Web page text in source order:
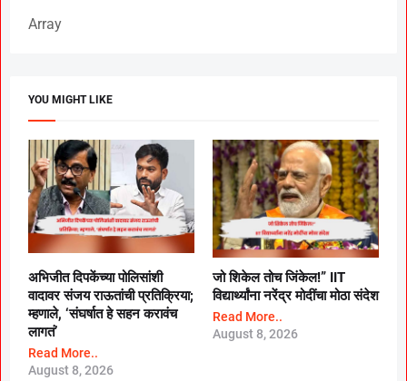
Array
YOU MIGHT LIKE
अभिजीत दिपकेंच्या पोलिसांशी
वादावर संजय राऊतांची प्रतिक्रिया;
म्हणाले, ‘संघर्षात हे सहन करावंच
लागतं’
Read More..
August 8, 2026
जो शिकेल तोच जिंकेल!” IIT
विद्यार्थ्यांना नरेंद्र मोदींचा मोठा संदेश
Read More..
August 8, 2026